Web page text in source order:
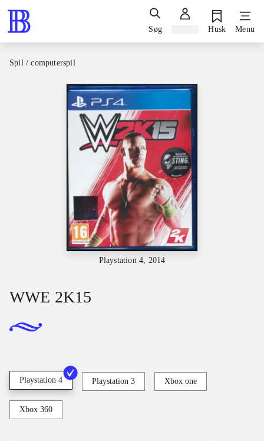
Søg Husk Menu
Spil / computerspil
Playstation 4, 2014
WWE 2K15
Playstation 4 Playstation 3 Xbox one
Xbox 360